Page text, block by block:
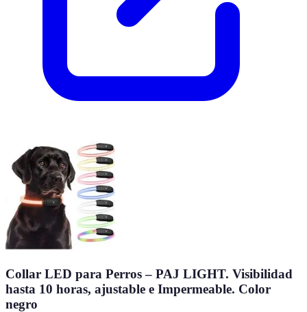
Collar LED para Perros – PAJ LIGHT. Visibilidad
hasta 10 horas, ajustable e Impermeable. Color
negro